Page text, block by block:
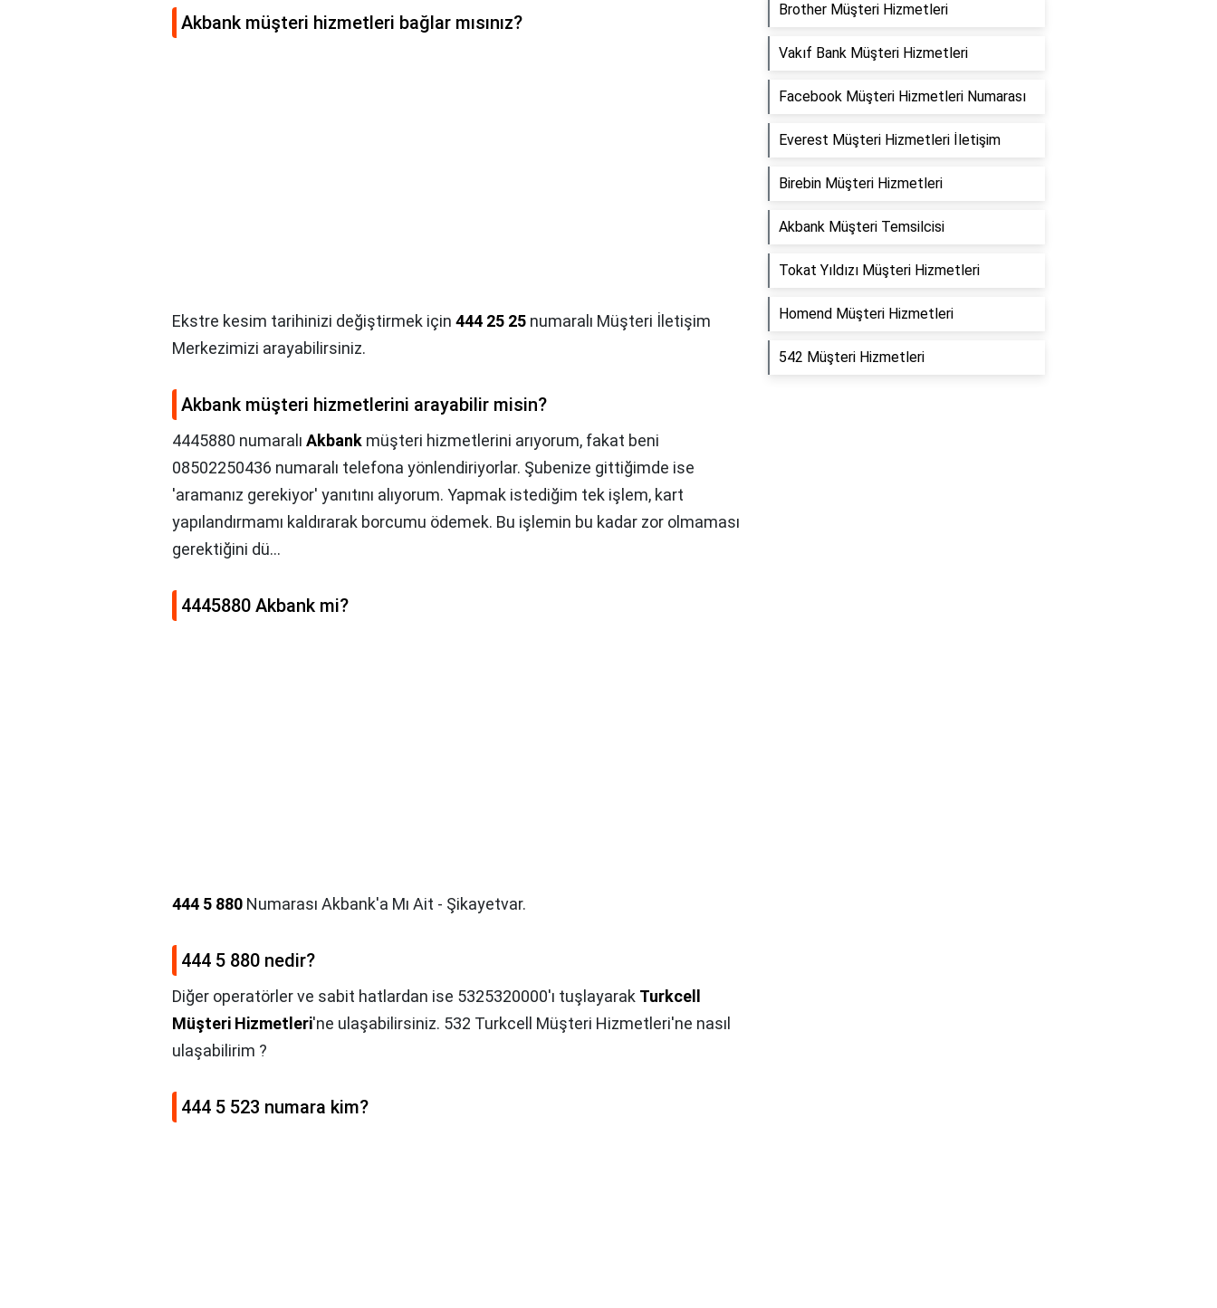
Akbank müşteri hizmetleri bağlar mısınız?
Ekstre kesim tarihinizi değiştirmek için 444 25 25 numaralı Müşteri İletişim
Merkezimizi arayabilirsiniz.
Akbank müşteri hizmetlerini arayabilir misin?
4445880 numaralı Akbank müşteri hizmetlerini arıyorum, fakat beni
08502250436 numaralı telefona yönlendiriyorlar. Şubenize gittiğimde ise
'aramanız gerekiyor' yanıtını alıyorum. Yapmak istediğim tek işlem, kart
yapılandırmamı kaldırarak borcumu ödemek. Bu işlemin bu kadar zor olmaması
gerektiğini dü...
4445880 Akbank mi?
444 5 880 Numarası Akbank'a Mı Ait - Şikayetvar.
444 5 880 nedir?
Diğer operatörler ve sabit hatlardan ise 5325320000'ı tuşlayarak Turkcell
Müşteri Hizmetleri'ne ulaşabilirsiniz. 532 Turkcell Müşteri Hizmetleri'ne nasıl
ulaşabilirim ?
444 5 523 numara kim?
Brother Müşteri Hizmetleri
Vakıf Bank Müşteri Hizmetleri
Facebook Müşteri Hizmetleri Numarası
Everest Müşteri Hizmetleri İletişim
Birebin Müşteri Hizmetleri
Akbank Müşteri Temsilcisi
Tokat Yıldızı Müşteri Hizmetleri
Homend Müşteri Hizmetleri
542 Müşteri Hizmetleri